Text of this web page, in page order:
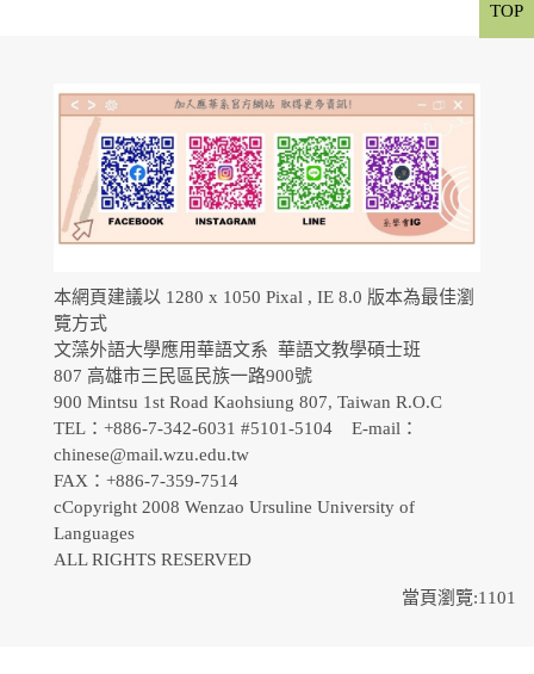
本網頁建議以 1280 x 1050 Pixal , IE 8.0 版本為最佳瀏
覽方式
文藻外語大學應用華語文系 華語文教學碩士班
807 高雄市三民區民族一路900號
900 Mintsu 1st Road Kaohsiung 807, Taiwan R.O.C
TEL：+886-7-342-6031 #5101-5104 E-mail：
chinese@mail.wzu.edu.tw
FAX：+886-7-359-7514
cCopyright 2008 Wenzao Ursuline University of
Languages
ALL RIGHTS RESERVED
當頁瀏覽:1101
TOP